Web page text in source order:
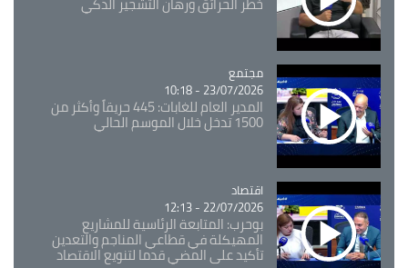
Catégorie
مجتمع
23/07/2026 - 10:18
المدير العام للغابات: 445 حريقاً وأكثر من
1500 تدخل خلال الموسم الحالي
Catégorie
اقتصاد
22/07/2026 - 12:13
بوحرب: المتابعة الرئاسية للمشاريع
المهيكلة في قطاعي المناجم والتعدين
تأكيد على المضي قدما لتنويع الاقتصاد